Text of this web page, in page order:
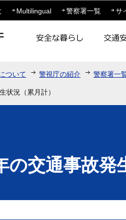
この
Multilingual 警察署一覧 サ
ついて 警視庁の紹介 警察署一
状況（累月計）
の交通事故発